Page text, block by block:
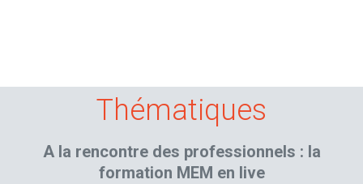
Thématiques
A la rencontre des professionnels : la
formation MEM en live